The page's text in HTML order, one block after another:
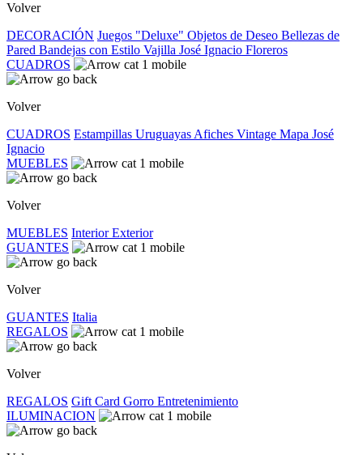
Volver
DECORACIÓN Juegos "Deluxe" Objetos de Deseo Bellezas de
Pared Bandejas con Estilo Vajilla José Ignacio Floreros
CUADROS
Volver
CUADROS Estampillas Uruguayas Afiches Vintage Mapa José
Ignacio
MUEBLES
Volver
MUEBLES InteriorExterior
GUANTES
Volver
GUANTES Italia
REGALOS
Volver
REGALOS Gift Card Gorro Entretenimiento
ILUMINACION